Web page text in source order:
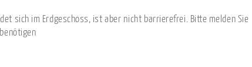
sich im Erdgeschoss, ist aber nicht barrierefrei. Bitte melden Sie